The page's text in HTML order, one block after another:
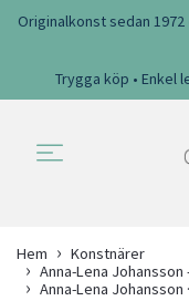
Originalkonst sedan
Trygga köp • Enkel
Hem
Konstnärer
Anna-Lena
Anna-Lena Johansson